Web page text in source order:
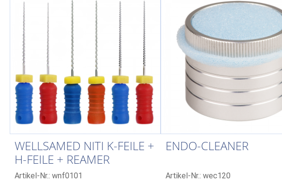
WELLSAMED NITI K-FEILE +
H-FEILE + REAMER
Artikel-Nr.: wnf0101
ENDO-CLEANER
Artikel-Nr.: wec120